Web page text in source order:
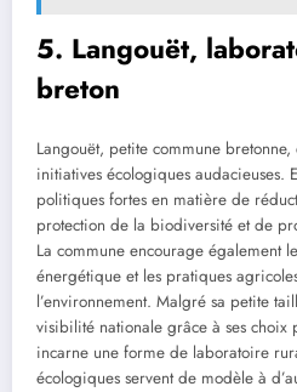
5. Langouët,
breton
Langouët, petite commune
initiatives écologiques audacieuses.
politiques fortes en matière de
protection de la biodiversité et de
La commune encourage également
énergétique et les pratiques
l’environnement. Malgré sa petite
visibilité nationale grâce à ses choix
incarne une forme de laboratoire
écologiques servent de modèle à